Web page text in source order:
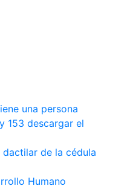
una persona
153 descargar el
de la cédula
Humano